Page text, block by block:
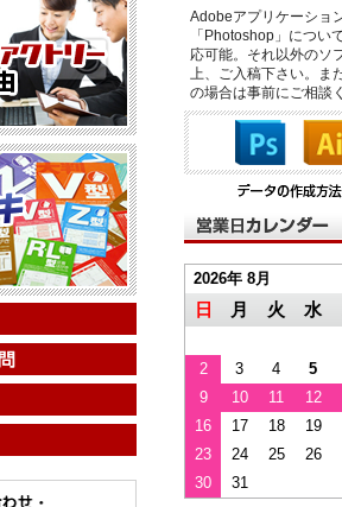
Adobeアプリケーショ
「Photoshop」につい
応可能。それ以外のソ
上、ご入稿下さい。ま
の場合は事前にご相談
2026年 8月
日 月 火 水
2 3 4
5
9
10 11
12
16
17 18
19
23
24 25
26
30
31